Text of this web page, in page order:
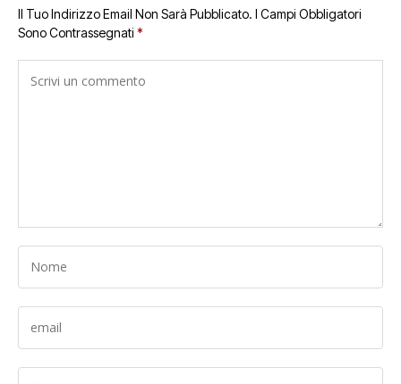
Il Tuo Indirizzo Email Non Sarà Pubblicato. I Campi Obbligatori
Sono Contrassegnati *